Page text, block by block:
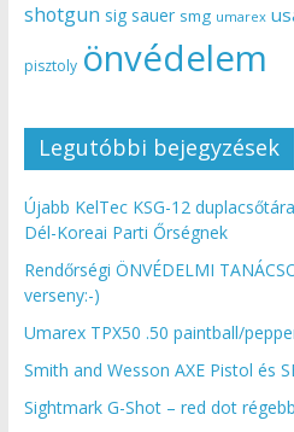
shotgun sig sauer smg umarex
pisztoly önvédelem
Legutóbbi bejegyzések
Újabb KelTec KSG-12
Dél-Koreai Parti Őrségnek
Rendőrségi ÖNVÉDELMI
verseny:-)
Umarex TPX50 .50 paintball/
Smith and Wesson AXE Pistol és
Sightmark G-Shot – red dot